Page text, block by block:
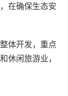
在确保生态安
体开发，重点
休闲旅游业，